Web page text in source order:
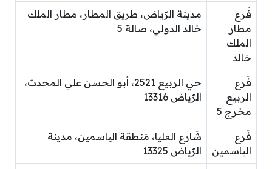
فَرع
مطار
الملك
خالد
مدينة الرّياض، طريق المطار، مطار الملك
خالد الدولي، صالة 5
فَرع
الربيع
مخرج 5
حي الربيع 2521، أبو الحسن علي المحدث،
الرّياض 13316
فَرع
الياسمين
شَارع العليا، مَنطقة الياسمين، مدينة
الرّياض 13325